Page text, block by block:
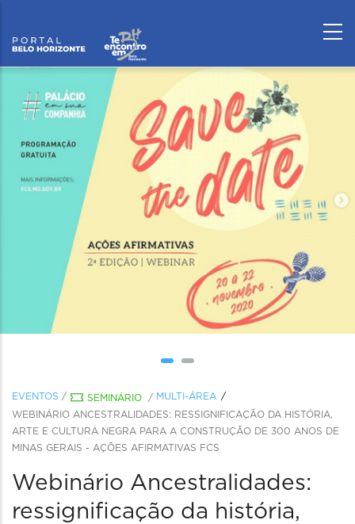
EVENTOS / SEMINÁRIO / MULTI-ÁREA
WEBINÁRIO ANCESTRALIDADES: RESSIGNIFICAÇÃO DA HISTÓRIA,
ARTE E CULTURA NEGRA PARA A CONSTRUÇÃO DE 300 ANOS DE
MINAS GERAIS - AÇÕES AFIRMATIVAS FCS
Webinário Ancestralidades:
ressignificação da história,